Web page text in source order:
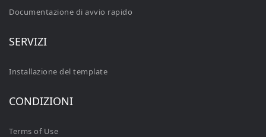
Documentazione di avvio rapido
SERVIZI
Installazione del template
CONDIZIONI
Terms of Use